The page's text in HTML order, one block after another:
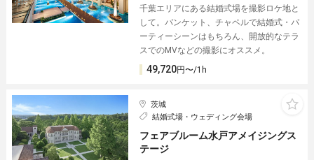
千葉エリアにある結婚式場を撮影ロケ地と
して。バンケット、チャペルで結婚式・パ
ーティーシーンはもちろん、開放的なテラ
スでのMVなどの撮影にオススメ。
49,720円〜/1h
茨城
結婚式場・ウェディング会場
フェアブルーム水戸アメイジングス
テージ